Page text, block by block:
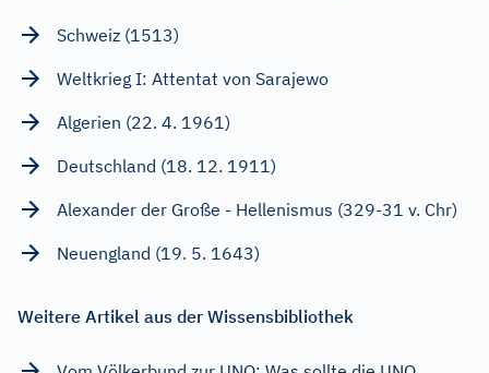
Schweiz (1513)
Weltkrieg I: Attentat von Sarajewo
Algerien (22. 4. 1961)
Deutschland (18. 12. 1911)
Alexander der Große - Hellenismus (329-31 v. Chr)
Neuengland (19. 5. 1643)
Weitere Artikel aus der Wissensbibliothek